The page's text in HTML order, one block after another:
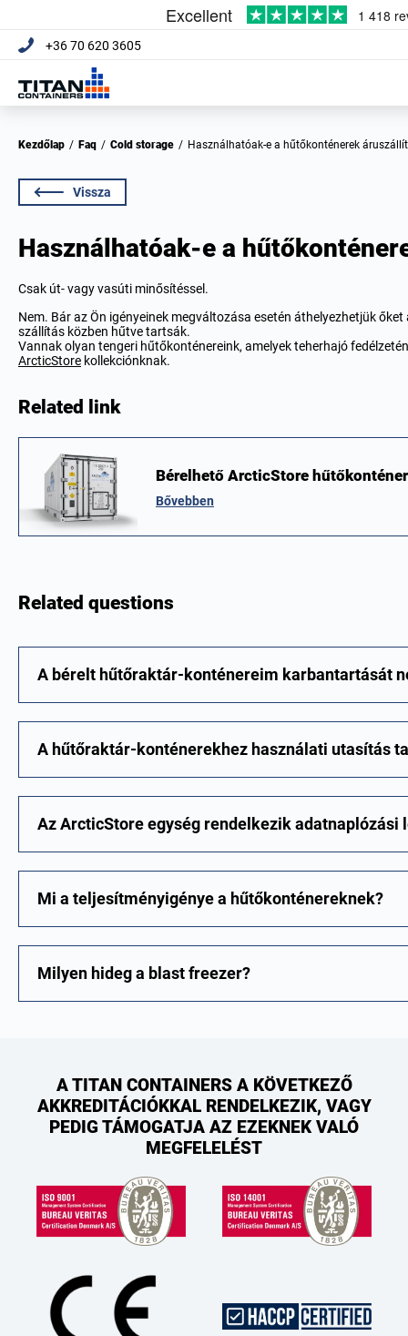
+36 70 620 3605
Kezdőlap / Faq / Cold storage / Használhatóak-e a hűtőkonténerek
Vissza
Használhatóak-e a
Csak út- vagy vasúti minősítéssel.
Nem. Bár az Ön igényeinek megváltozása esetén áthelyezhetjük
szállítás közben hűtve tartsák.
Vannak olyan tengeri hűtőkonténereink, amelyek teherhajó
ArcticStore kollekciónknak.
Related link
Bérelhető ArcticStore hűtőkonténer
Bővebben
Related questions
A bérelt hűtőraktár-konténereim karbantartását
A hűtőraktár-konténerekhez használati utasítás
Az ArcticStore egység rendelkezik adatnaplózási
Mi a teljesítményigénye a hűtőkonténereknek?
Milyen hideg a blast freezer?
A TITAN CONTAINERS A KÖVETKEZŐ
AKKREDITÁCIÓKKAL RENDELKEZIK, VAGY
PEDIG TÁMOGATJA AZ EZEKNEK VALÓ
MEGFELELÉST